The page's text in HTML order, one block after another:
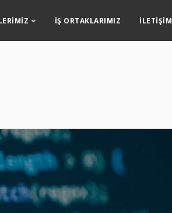
İŞ ORTAKLARIMIZ İLETIŞIM